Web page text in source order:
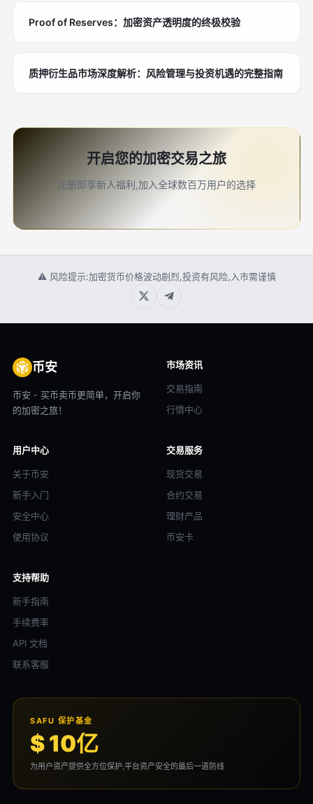
Proof of Reserves：加密资产透明度的终极校验
质押衍生品市场深度解析：风险管理与投资机遇的完整指南
开启您的加密交易之旅
注册即享新人福利,加入全球数百万用户的选择
⚠ 风险提示:加密货币价格波动剧烈,投资有风险,入市需谨慎
币安
币安 - 买币卖币更简单，开启你
的加密之旅！
市场资讯
交易指南
行情中心
用户中心
关于币安
新手入门
安全中心
使用协议
交易服务
现货交易
合约交易
理财产品
币安卡
支持帮助
新手指南
手续费率
API 文档
联系客服
SAFU 保护基金
$ 10亿
为用户资产提供全方位保护,平台资产安全的最后一道防线